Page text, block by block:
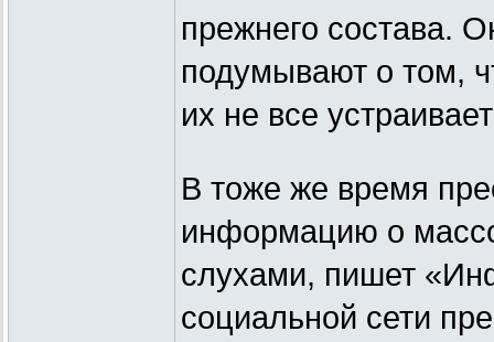
прежнего состава.
подумывают о том,
их не все
В тоже же время
информацию о
слухами, пишет
социальной сети